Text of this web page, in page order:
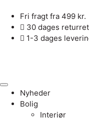
Fri fragt fra 499 kr.
30 dages returret
1-3 dages
Nyheder
Bolig
Interiør